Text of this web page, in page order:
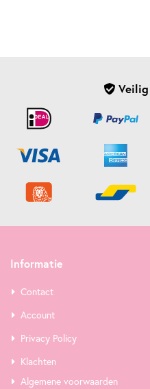
Veilig
Informatie
Contact
Account
Privacy Policy
Klachten
Algemene voorwaarden